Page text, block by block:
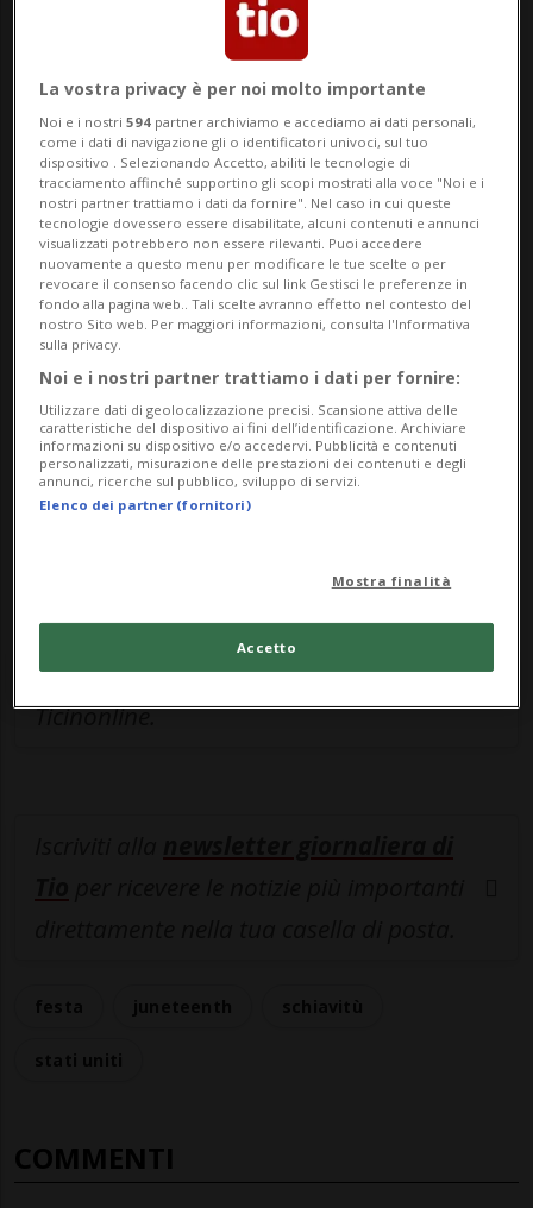
WASHINGTON - Il Senato statunitense ha
approvato all'unanimità un disegno di
legge che prevede di rendere il 19 giugno
un giorno di festa, in onore della fine della
schiavitù avvenuta il 19 giugno 1865 in
Texas, giorno in cui gli ultimi...
🔐 Sblocca il nostro archivio
esclusivo!
Sottoscrivi un abbonamentoArchivioper
leggere questo articolo, oppure scegli
MyTioAboper accedere all'archivio e
navigare su sito e app senza pubblicità.
Entra nelcanale WhatsAppdi
Ticinonline.
COMMENTI
La vostra privacy è per noi molto importante
Noi e i nostri594 partner archiviamo e accediamo ai dati personali,
come i dati di navigazione gli o identificatori univoci, sul tuo
dispositivo . Selezionando Accetto, abiliti le tecnologie di
tracciamento affinché supportino gli scopi mostrati alla voce "Noi e i
nostri partner trattiamo i dati da fornire". Nel caso in cui queste
tecnologie dovessero essere disabilitate, alcuni contenuti e annunci
visualizzati potrebbero non essere rilevanti. Puoi accedere
nuovamente a questo menu per modificare le tue scelte o per
revocare il consenso facendo clic sul link Gestisci le preferenze in
fondo alla pagina web.. Tali scelte avranno effetto nel contesto del
nostro Sito web. Per maggiori informazioni, consulta l'Informativa
sulla privacy.
Noi e i nostri partner trattiamo i dati per fornire:
Utilizzare dati di geolocalizzazione precisi. Scansione attiva delle
caratteristiche del dispositivo ai fini dell’identificazione. Archiviare
informazioni su dispositivo e/o accedervi. Pubblicità e contenuti
personalizzati, misurazione delle prestazioni dei contenuti e degli
annunci, ricerche sul pubblico, sviluppo di servizi.
Elenco dei partner (fornitori)
Mostra finalità
Accetto